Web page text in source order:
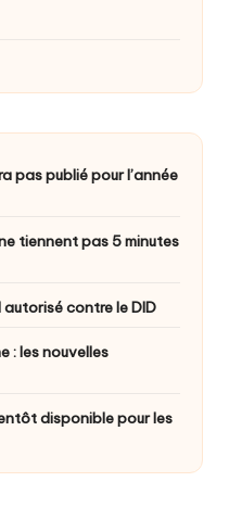
pas publié pour l’année
tiennent pas 5 minutes
contre le DID
: les nouvelles
disponible pour les